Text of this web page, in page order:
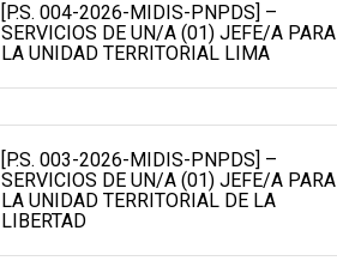
[P.S. 004-2026-MIDIS-PNPDS] –
SERVICIOS DE UN/A (01) JEFE/A PARA
LA UNIDAD TERRITORIAL LIMA
[P.S. 003-2026-MIDIS-PNPDS] –
SERVICIOS DE UN/A (01) JEFE/A PARA
LA UNIDAD TERRITORIAL DE LA
LIBERTAD